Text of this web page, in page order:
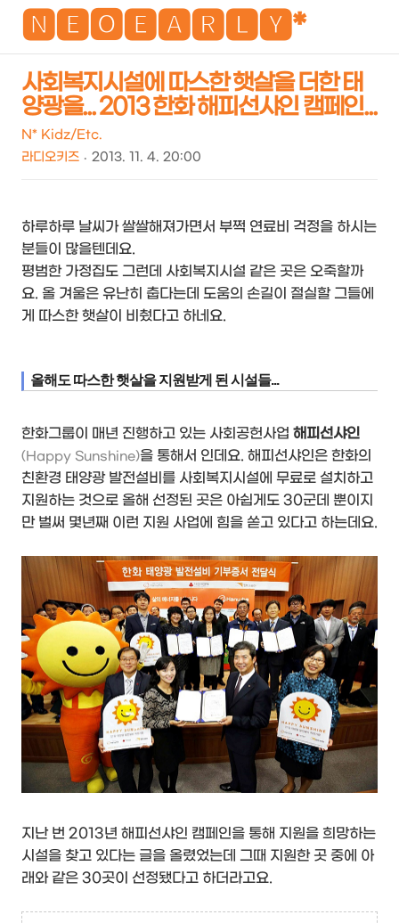
🅽🅴🅾🅴🅰🆁🅻🆈*
검
메
사회복지시설에 따스한 햇살을 더한 태
양광을... 2013 한화 해피선샤인 캠페인...
N* Kidz/Etc.
라디오키즈
2013. 11. 4. 20:00
하루하루 날씨가 쌀쌀해져가면서 부쩍 연료비 걱정을 하시는
분들이 많을텐데요.
평범한 가정집도 그런데 사회복지시설 같은 곳은 오죽할까
요. 올 겨울은 유난히 춥다는데 도움의 손길이 절실할 그들에
게 따스한 햇살이 비췄다고 하네요.
올해도 따스한 햇살을 지원받게 된 시설들...
한화그룹이 매년 진행하고 있는 사회공헌사업 해피선샤인
(Happy Sunshine)을 통해서 인데요. 해피선샤인은 한화의
친환경 태양광 발전설비를 사회복지시설에 무료로 설치하고
지원하는 것으로 올해 선정된 곳은 아쉽게도 30군데 뿐이지
만 벌써 몇년째 이런 지원 사업에 힘을 쏟고 있다고 하는데요.
지난 번 2013년 해피선샤인 캠페인을 통해 지원을 희망하는
시설을 찾고 있다는 글을 올렸었는데 그때 지원한 곳 중에 아
래와 같은 30곳이 선정됐다고 하더라고요.